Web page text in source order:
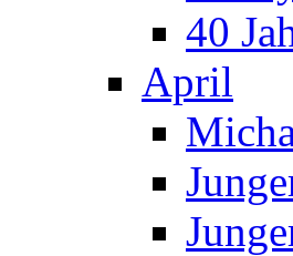
40
April